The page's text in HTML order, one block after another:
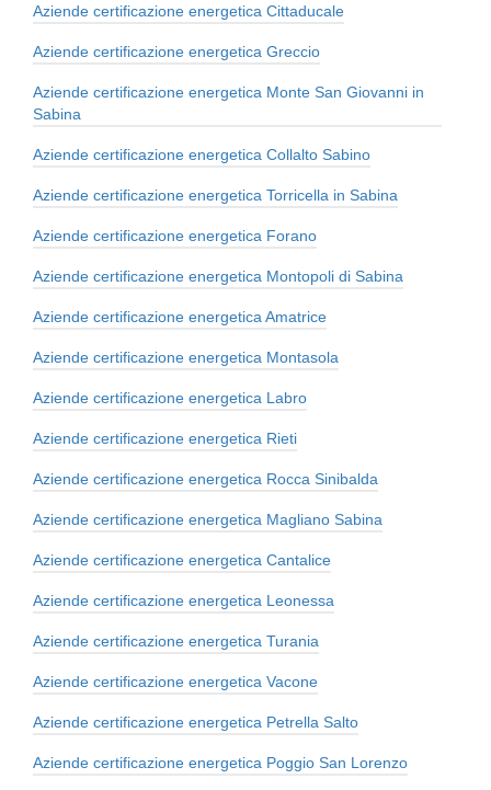
Aziende certificazione energetica Cittaducale
Aziende certificazione energetica Greccio
Aziende certificazione energetica Monte San Giovanni in
Sabina
Aziende certificazione energetica Collalto Sabino
Aziende certificazione energetica Torricella in Sabina
Aziende certificazione energetica Forano
Aziende certificazione energetica Montopoli di Sabina
Aziende certificazione energetica Amatrice
Aziende certificazione energetica Montasola
Aziende certificazione energetica Labro
Aziende certificazione energetica Rieti
Aziende certificazione energetica Rocca Sinibalda
Aziende certificazione energetica Magliano Sabina
Aziende certificazione energetica Cantalice
Aziende certificazione energetica Leonessa
Aziende certificazione energetica Turania
Aziende certificazione energetica Vacone
Aziende certificazione energetica Petrella Salto
Aziende certificazione energetica Poggio San Lorenzo